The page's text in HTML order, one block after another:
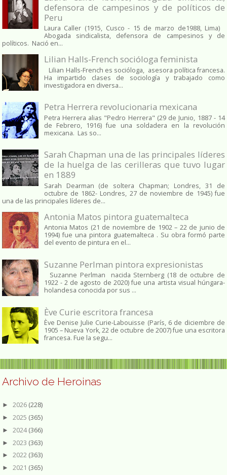
defensora de campesinos y de políticos de
Peru
Laura Caller (1915, Cusco - 15 de marzo de1988, Lima)
Abogada sindicalista, defensora de campesinos y de
políticos. Nació en...
Lilian Halls-French socióloga feminista
Lilian Halls-French es socióloga, asesora política francesa.
Ha impartido clases de sociología y trabajado como
investigadora en diversa...
Petra Herrera revolucionaria mexicana
Petra Herrera alias "Pedro Herrera" (29 de Junio, 1887 - 14
de Febrero, 1916) fue una soldadera en la revolución
mexicana. Las so...
Sarah Chapman una de las principales líderes
de la huelga de las cerilleras que tuvo lugar
en 1889
Sarah Dearman (de soltera Chapman; Londres, 31 de
octubre de 1862​- Londres, 27 de noviembre de 1945)​ fue
una de las principales líderes de...
Antonia Matos pintora guatemalteca
Antonia Matos (21 de noviembre de 1902 – 22 de junio de
1994) fue una pintora guatemalteca . Su obra formó parte
del evento de pintura en el...
Suzanne Perlman pintora expresionistas
Suzanne Perlman nacida Sternberg (18 de octubre de
1922 - 2 de agosto de 2020) fue una artista visual húngara-
holandesa conocida por sus ...
Ève Curie escritora francesa
Ève Denise Julie Curie-Labouisse (París, 6 de diciembre de
1905 – Nueva York, 22 de octubre de 2007) fue una escritora
francesa. Fue la segu...
Archivo de Heroinas
► 2026 (228)
► 2025 (365)
► 2024(366)
► 2023 (363)
► 2022 (363)
► 2021 (365)